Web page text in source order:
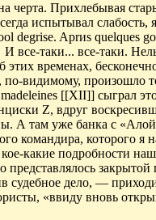
черта. Прихлебывая
испытывал слабость,
degrise. Aprиs quelques
И все-таки... все-таки.
временах,
по-видимому, произошло
[[XII]] сыграл
Z, вдруг
А там уже банка с
командира, которого я
какие подробности
представлялось
судебное дело, —
«ввиду вновь